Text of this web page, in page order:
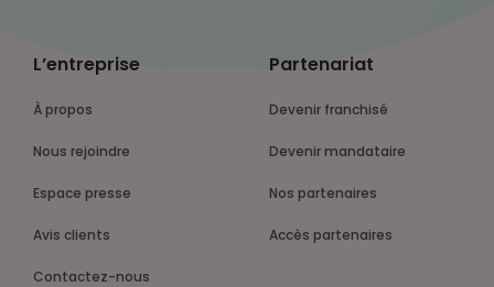
L’entreprise
À propos
Nous rejoindre
Espace presse
Avis clients
Contactez-nous
Partenariat
Devenir franchisé
Devenir mandataire
Nos partenaires
Accès partenaires